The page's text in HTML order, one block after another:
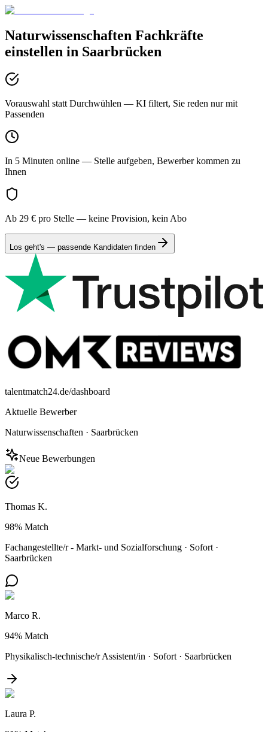
Naturwissenschaften Fachkräfte
einstellen in Saarbrücken
Vorauswahl statt Durchwühlen — KI filtert, Sie reden nur mit
Passenden
In 5 Minuten online — Stelle aufgeben, Bewerber kommen zu
Ihnen
Ab 29 € pro Stelle — keine Provision, kein Abo
Los geht's — passende Kandidaten finden
talentmatch24.de/dashboard
Aktuelle Bewerber
Naturwissenschaften · Saarbrücken
Neue Bewerbungen
Thomas K.
98% Match
Fachangestellte/r - Markt- und Sozialforschung · Sofort ·
Saarbrücken
Marco R.
94% Match
Physikalisch-technische/r Assistent/in · Sofort · Saarbrücken
Laura P.